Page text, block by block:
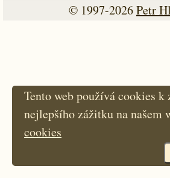
© 1997-2026Petr
Tento web používá cookies
nejlepšího zážitku na našem
cookies